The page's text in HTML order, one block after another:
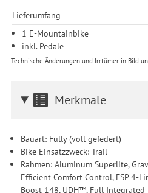
Lieferumfang
1 E-Mountainbike
inkl. Pedale
Technische Änderungen und Irrtümer in Bild
Merkmale
Bauart: Fully (voll gefedert)
Bike Einsatzzweck: Trail
Rahmen: Aluminum Superlite,
Efficient Comfort Control, FSP 4-
Boost 148, UDH™, Full Integrated